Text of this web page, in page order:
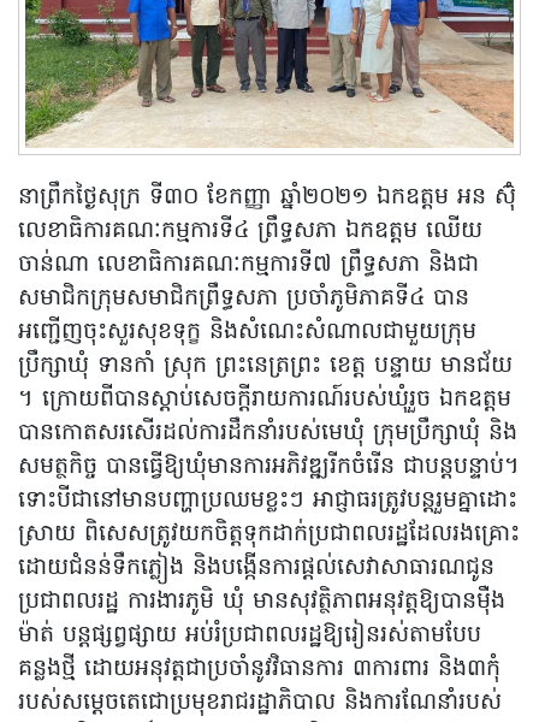
នាព្រឹកថ្ងៃសុក្រ ទី៣០ ខែកញ្ញា ឆ្នាំ២០២១ ឯកឧត្តម អន ស៊ុំ
លេខាធិការគណៈកម្មការទី៤ ព្រឹទ្ធសភា ឯកឧត្តម ឈើយ
ចាន់ណា លេខាធិការគណៈកម្មការទី៧ ព្រឹទ្ធសភា និងជា
សមាជិកក្រុមសមាជិកព្រឹទ្ធសភា ប្រចាំភូមិភាគទី៤ បាន
អញ្ជើញចុះសួរសុខទុក្ខ និងសំណេះសំណាលជាមួយក្រុម
ប្រឹក្សាឃុំ ទានកាំ ស្រុក ព្រះនេត្រព្រះ ខេត្ត បន្ទាយ មានជ័យ
។ ក្រោយពីបានស្តាប់សេចក្តីរាយការណ៍របស់ឃុំរួច ឯកឧត្តម
បានកោតសរសើរដល់ការដឹកនាំរបស់មេឃុំ ក្រុមប្រឹក្សាឃុំ និង
សមត្ថកិច្ច បានធ្វើឱ្យឃុំមានការអភិវឌ្ឍរីកចំរើន ជាបន្តបន្ទាប់។
ទោះបីជានៅមានបញ្ហាប្រឈមខ្លះៗ អាជ្ញាធរត្រូវបន្តរួមគ្នាដោះ
ស្រាយ ពិសេសត្រូវយកចិត្តទុកដាក់ប្រជាពលរដ្ឋដែលរងគ្រោះ
ដោយជំនន់ទឹកភ្លៀង និងបង្កើនការផ្តល់សេវាសាធារណជូន
ប្រជាពលរដ្ឋ ការងារភូមិ ឃុំ មានសុវត្ថិភាពអនុវត្តឱ្យបានម៉ឺង
ម៉ាត់ បន្តផ្សព្វផ្សាយ អប់រំប្រជាពលរដ្ឋឱ្យរៀនរស់តាមបែប
គន្លងថ្មី ដោយអនុវត្តជាប្រចាំនូវវិធានការ ៣ការពារ និង៣កុំ
របស់សម្តេចតេជោប្រមុខរាជរដ្ឋាភិបាល និងការណែនាំរបស់